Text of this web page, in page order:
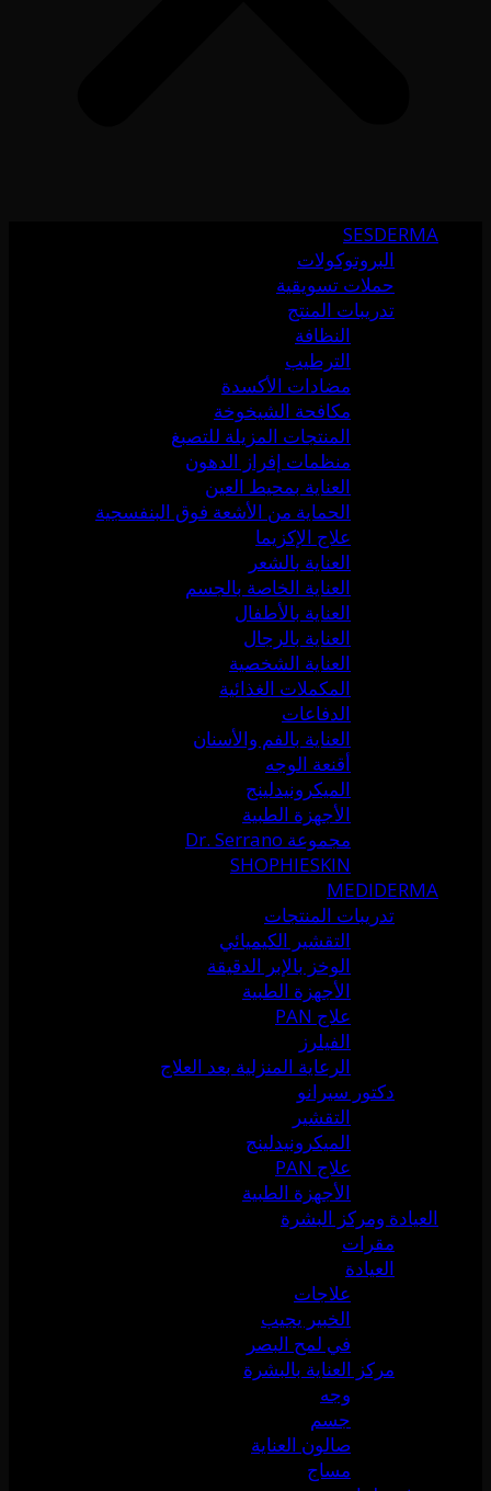
SESDERMA
البروتوكولات
حملات تسويقية
تدريبات المنتج
النظافة
الترطيب
مضادات الأكسدة
مكافحة الشيخوخة
المنتجات المزيلة للتصبغ
منظمات إفراز الدهون
العناية بمحيط العين
الحماية من الأشعة فوق البنفسجية
علاج الإكزيما
العناية بالشعر
العناية الخاصة بالجسم
العناية بالأطفال
العناية بالرجال
العناية الشخصية
المكملات الغذائية
الدفاعات
العناية بالفم والأسنان
أقنعة الوجه
الميكرونيدلينج
الأجهزة الطبية
مجموعة Dr. Serrano
SHOPHIESKIN
MEDIDERMA
تدريبات المنتجات
التقشير الكيميائي
الوخز بالإبر الدقيقة
الأجهزة الطبية
علاج PAN
الفيلرز
الرعاية المنزلية بعد العلاج
دكتور سيرانو
التقشير
الميكرونيدلينج
علاج PAN
الأجهزة الطبية
العيادة ومركز البشرة
مقرات
العيادة
علاجات
الخبير يجيب
في لمح البصر
مركز العناية بالبشرة
وجه
جسم
صالون العناية
مساج